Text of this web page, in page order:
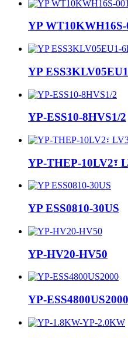
YP WT10KWH16S-
YP
YP-ESS10-8HVS1/2
YP-THEP-10LV2፣
YP ESS0810-30US
YP-HV20-HV50
YP-ESS4800US2000